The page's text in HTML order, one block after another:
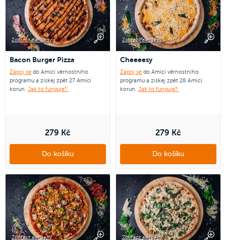
Zobrazit alergeny
Bacon Burger Pizza
Zapoj se do Amici věrnostního
programu a získej zpět 27 Amici
korun. Jak to funguje?
279 Kč
Do košíku
Zobrazit alergeny
Cheeeesy
Zapoj se do Amici věrnostního
programu a získej zpět 28 Amici
korun. Jak to funguje?
279 Kč
Do košíku
Zobrazit alergeny Zobrazit alergeny